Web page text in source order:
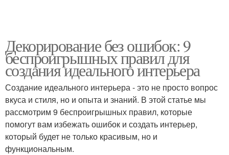
Декорирование без ошибок: 9
беспроигрышных правил для
создания идеального интерьера
Создание идеального интерьера - это не просто вопрос
вкуса и стиля, но и опыта и знаний. В этой статье мы
рассмотрим 9 беспроигрышных правил, которые
помогут вам избежать ошибок и создать интерьер,
который будет не только красивым, но и
функциональным.